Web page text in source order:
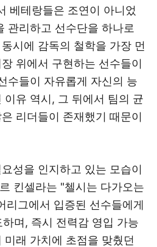
베테랑들은 조연이 아니었
관리하고 선수단을 하나로
시에 감독의 철학을 가장 먼
위에서 구현하는 선수들이
수들이 자유롭게 자신의 능
이유 역시, 그 뒤에서 팀의 균
리더들이 존재했기 때문이
성을 인지하고 있는 모습이
킨셀라는 "첼시는 다가오는
리그에서 입증된 선수들에게
며, 즉시 전력감 영입 가능
래 가치에 초점을 맞췄던